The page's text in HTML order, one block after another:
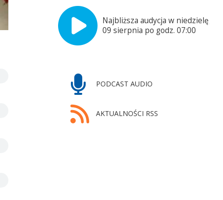
Najbliższa audycja w niedzielę,
09 sierpnia po godz. 07:00
PODCAST AUDIO
AKTUALNOŚCI RSS